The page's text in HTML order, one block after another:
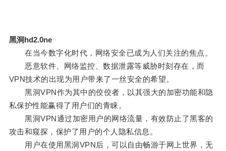
黑洞hd2.0ne
在当今数字化时代，网络安全已成为人们关注的焦点。
恶意软件、网络监控、数据泄露等威胁时刻存在，而
VPN技术的出现为用户带来了一丝安全的希望。
黑洞VPN作为其中的佼佼者，以其强大的加密功能和隐
私保护性能赢得了用户们的青睐。
黑洞VPN通过加密用户的网络流量，有效防止了黑客的
攻击和窥探，保护了用户的个人隐私信息。
用户在使用黑洞VPN后，可以自由畅游于网上世界，无